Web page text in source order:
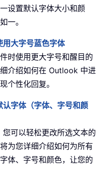
设置默认字体大小和颜
一。
大字号蓝色字体
时使用更大字号和醒目的
介绍如何在 Outlook 中进
个性化回复。
字体（字体、字号和颜
可以轻松更改所选文本的
为您详细介绍如何为所有
体、字号和颜色，让您的